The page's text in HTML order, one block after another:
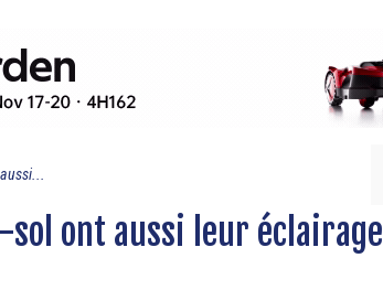
sol ont aussi leur éclairage